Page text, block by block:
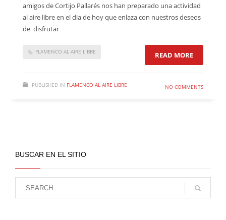
amigos de Cortijo Pallarés nos han preparado una actividad
al aire libre en el dia de hoy que enlaza con nuestros deseos
de disfrutar
FLAMENCO AL AIRE LIBRE READ MORE
PUBLISHED IN FLAMENCO AL AIRE LIBRE NO COMMENTS
BUSCAR EN EL SITIO